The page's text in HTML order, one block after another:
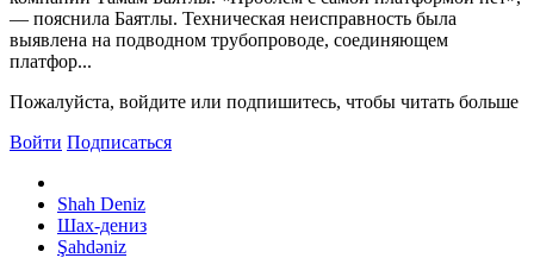
— пояснила Баятлы. Техническая неисправность была
выявлена ​​на подводном трубопроводе, соединяющем
платфор...
Пожалуйста, войдите или подпишитесь, чтобы читать больше
Войти Подписаться
Shah Deniz
Шах-дениз
Şahdəniz